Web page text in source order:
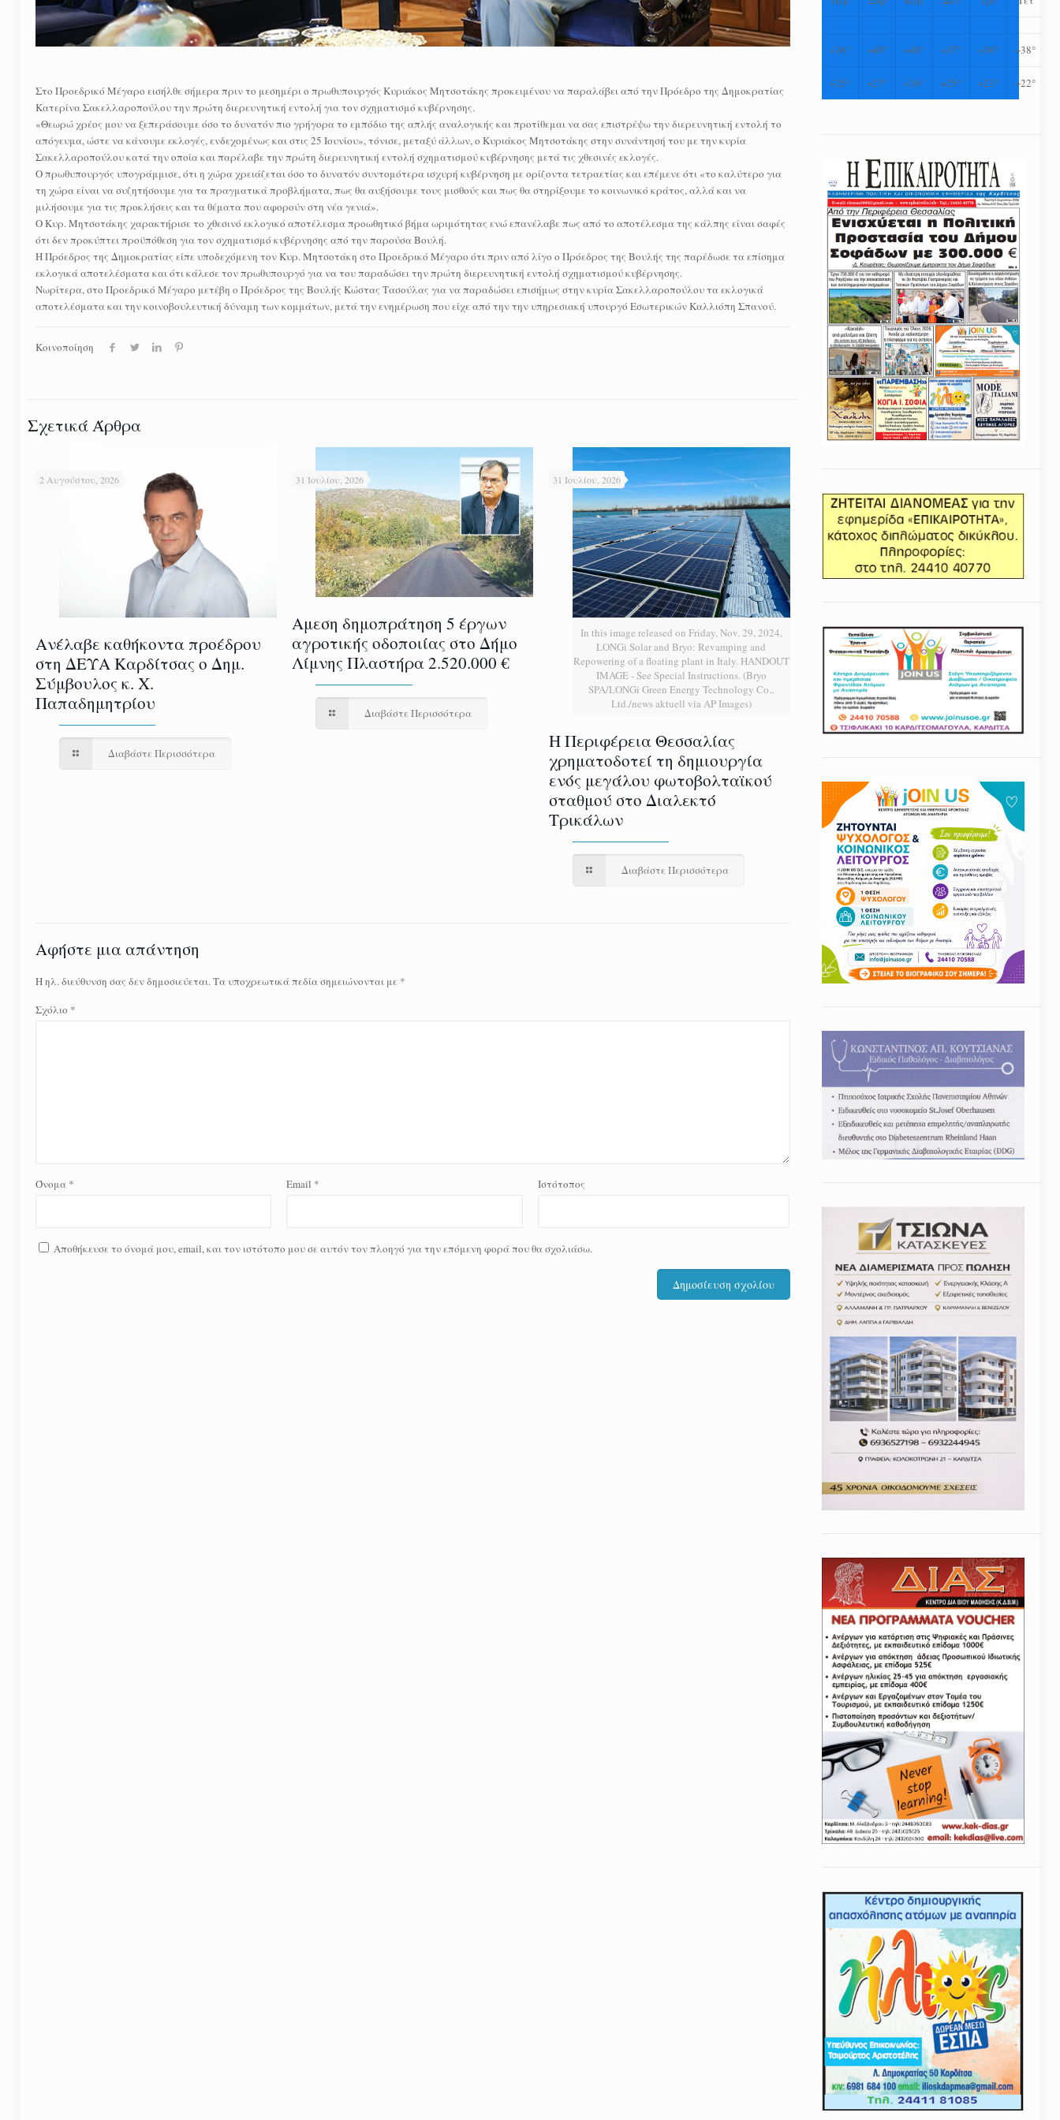
Στο Προεδρικό Μέγαρο εισήλθε σήμερα πριν το μεσημέρι ο πρωθυπουργός Κυριάκος Μητσοτάκης προκειμένου να παραλάβει από την Πρόεδρο της Δημοκρατίας
Κατερίνα Σακελλαροπούλου την πρώτη διερευνητική εντολή για τον σχηματισμό κυβέρνησης.
«Θεωρώ χρέος μου να ξεπεράσουμε όσο το δυνατόν πιο γρήγορα το εμπόδιο της απλής αναλογικής και προτίθεμαι να σας επιστρέψω την διερευνητική εντολή το
απόγευμα, ώστε να κάνουμε εκλογές, ενδεχομένως και στις 25 Ιουνίου», τόνισε, μεταξύ άλλων, ο Κυριάκος Μητσοτάκης στην συνάντησή του με την κυρία
Σακελλαροπούλου κατά την οποία και παρέλαβε την πρώτη διερευνητική εντολή σχηματισμού κυβέρνησης μετά τις χθεσινές εκλογές.
Ο πρωθυπουργός υπογράμμισε, ότι η χώρα χρειάζεται όσο το δυνατόν συντομότερα ισχυρή κυβέρνηση με ορίζοντα τετραετίας και επέμενε ότι «το καλύτερο για
τη χώρα είναι να συζητήσουμε για τα πραγματικά προβλήματα, πως θα αυξήσουμε τους μισθούς και πως θα στηρίξουμε το κοινωνικό κράτος, αλλά και να
μιλήσουμε για τις προκλήσεις και τα θέματα που αφορούν στη νέα γενιά».
Ο Κυρ. Μητσοτάκης χαρακτήρισε το χθεσινό εκλογικό αποτέλεσμα προωθητικό βήμα ωριμότητας ενώ επανέλαβε πως από το αποτέλεσμα της κάλπης είναι σαφές
ότι δεν προκύπτει προϋπόθεση για τον σχηματισμό κυβέρνησης από την παρούσα Βουλή.
Η Πρόεδρος της Δημοκρατίας είπε υποδεχόμενη τον Κυρ. Μητσοτάκη στο Προεδρικό Μέγαρο ότι πριν από λίγο ο Πρόεδρος της Βουλής της παρέδωσε τα επίσημα
εκλογικά αποτελέσματα και ότι κάλεσε τον πρωθυπουργό για να του παραδώσει την πρώτη διερευνητική εντολή σχηματισμού κυβέρνησης.
Νωρίτερα, στο Προεδρικό Μέγαρο μετέβη ο Πρόεδρος της Βουλής Κώστας Τασούλας για να παραδώσει επισήμως στην κυρία Σακελλαροπούλου τα εκλογικά
αποτελέσματα και την κοινοβουλευτική δύναμη των κομμάτων, μετά την ενημέρωση που είχε από την την υπηρεσιακή υπουργό Εσωτερικών Καλλιόπη Σπανού.
Κοινοποίηση
Σχετικά Άρθρα
2 Αυγούστου, 2026
Ανέλαβε καθήκοντα προέδρου
στη ΔΕΥΑ Καρδίτσας ο Δημ.
Σύμβουλος κ. Χ.
Παπαδημητρίου
Διαβάστε Περισσότερα
31 Ιουλίου, 2026
Αμεση δημοπράτηση 5 έργων
αγροτικής οδοποιίας στο Δήμο
Λίμνης Πλαστήρα 2.520.000 €
Διαβάστε Περισσότερα
In this image released on Friday, Nov. 29, 2024,
LONGi Solar and Bryo: Revamping and
Repowering of a floating plant in Italy. HANDOUT
IMAGE - See Special Instructions. (Bryo
SPA/LONGi Green Energy Technology Co.,
Ltd./news aktuell via AP Images)
31 Ιουλίου, 2026
H Περιφέρεια Θεσσαλίας
χρηματοδοτεί τη δημιουργία
ενός μεγάλου φωτοβολταϊκού
σταθμού στο Διαλεκτό
Τρικάλων
Διαβάστε Περισσότερα
Αφήστε μια απάντηση
Η ηλ. διεύθυνση σας δεν δημοσιεύεται.Τα υποχρεωτικά πεδία σημειώνονται με *
Σχόλιο *
Όνομα * Email * Ιστότοπος
Αποθήκευσε το όνομά μου, email, και τον ιστότοπο μου σε αυτόν τον πλοηγό για την επόμενη φορά που θα σχολιάσω.
+36° +40° +40° +37° +38° +38°
+25° +27° +26° +25° +23° +22°